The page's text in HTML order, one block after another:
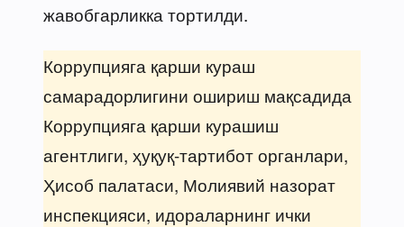
жавобгарликка тортилди.
Коррупцияга қарши кураш
самарадорлигини ошириш мақсадида
Коррупцияга қарши курашиш
агентлиги, ҳуқуқ-тартибот органлари,
Ҳисоб палатаси, Молиявий назорат
инспекцияси, идораларнинг ички